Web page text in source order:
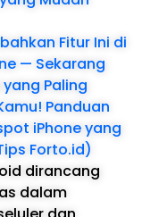
Fitur Ini di
— Sekarang
Paling
Panduan
iPhone yang
Forto.id)
dirancang
dalam